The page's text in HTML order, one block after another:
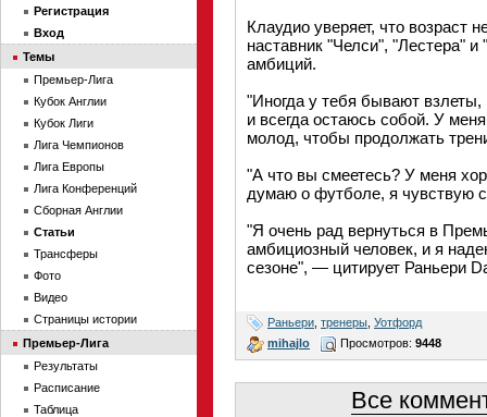
Клаудио уверяет, что возраст
наставник "Челси", "Лестера"
амбиций.
"Иногда у тебя бывают
и всегда остаюсь собой. У
молод, чтобы продолжать
"А что вы смеетесь? У меня
думаю о футболе, я чувствую
"Я очень рад вернуться в
амбициозный человек, и я
сезоне", — цитирует Раньери
Раньери тренеры Уотфорд
mihajlo
Просмотров: 9448
Все
Регистрация
Вход
Темы
Премьер-Лига
Кубок Англии
Кубок Лиги
Лига Чемпионов
Лига Европы
Лига Конференций
Сборная Англии
Статьи
Трансферы
Фото
Видео
Страницы истории
Премьер-Лига
Результаты
Расписание
Таблица